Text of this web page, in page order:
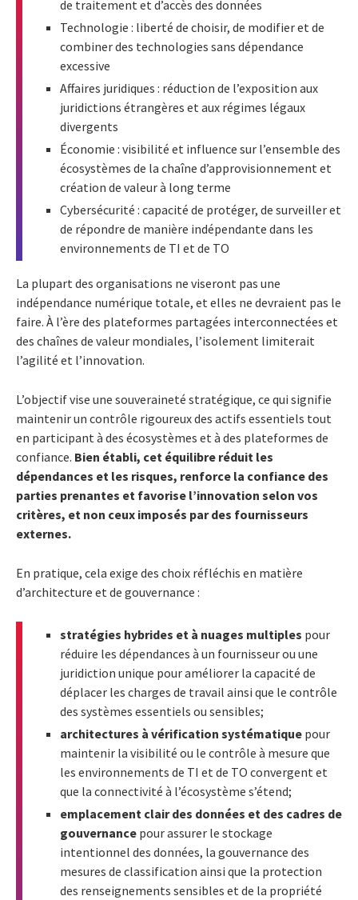
de traitement et d’accès des données
Technologie : liberté de choisir, de modifier et de
combiner des technologies sans dépendance
excessive
Affaires juridiques : réduction de l’exposition aux
juridictions étrangères et aux régimes légaux
divergents
Économie : visibilité et influence sur l’ensemble des
écosystèmes de la chaîne d’approvisionnement et
création de valeur à long terme
Cybersécurité : capacité de protéger, de surveiller et
de répondre de manière indépendante dans les
environnements de TI et de TO
La plupart des organisations ne viseront pas une
indépendance numérique totale, et elles ne devraient pas le
faire. À l’ère des plateformes partagées interconnectées et
des chaînes de valeur mondiales, l’isolement limiterait
l’agilité et l’innovation.
L’objectif vise une souveraineté stratégique, ce qui signifie
maintenir un contrôle rigoureux des actifs essentiels tout
en participant à des écosystèmes et à des plateformes de
confiance. Bien établi, cet équilibre réduit les
dépendances et les risques, renforce la confiance des
parties prenantes et favorise l’innovation selon vos
critères, et non ceux imposés par des fournisseurs
externes.
En pratique, cela exige des choix réfléchis en matière
d’architecture et de gouvernance :
stratégies hybrides et à nuages multiples pour
réduire les dépendances à un fournisseur ou une
juridiction unique pour améliorer la capacité de
déplacer les charges de travail ainsi que le contrôle
des systèmes essentiels ou sensibles;
architectures à vérification systématique pour
maintenir la visibilité ou le contrôle à mesure que
les environnements de TI et de TO convergent et
que la connectivité à l’écosystème s’étend;
emplacement clair des données et des cadres de
gouvernance pour assurer le stockage
intentionnel des données, la gouvernance des
mesures de classification ainsi que la protection
des renseignements sensibles et de la propriété